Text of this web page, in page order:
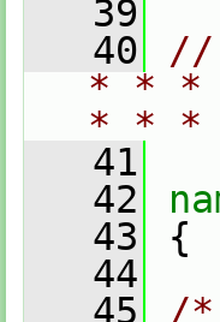
   39
   40
//
* * *
* *
   41
   42
   43
{
   44
   45
/